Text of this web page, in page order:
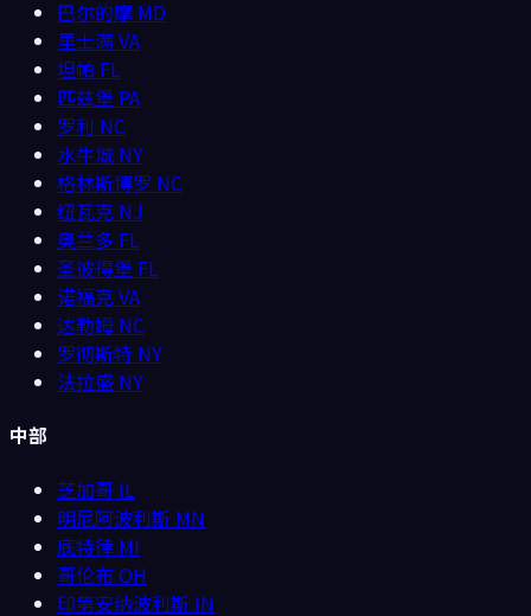
巴尔的摩 MD
里士满VA
坦帕 FL
匹兹堡 PA
罗利 NC
水牛城 NY
格林斯博罗 NC
纽瓦克 NJ
奥兰多 FL
圣彼得堡 FL
诺福克 VA
达勒姆 NC
罗彻斯特 NY
法拉盛 NY
中部
芝加哥 IL
明尼阿波利斯 MN
底特律 MI
哥伦布 OH
印第安纳波利斯 IN